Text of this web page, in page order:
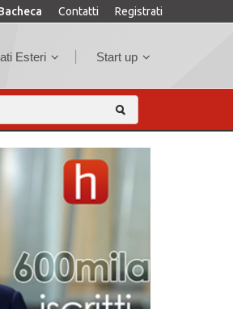
Contatti Registrati
Esteri Start up